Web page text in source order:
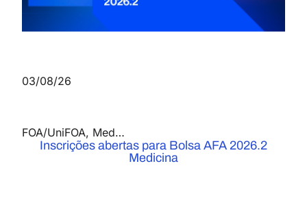
03/08/26
FOA/UniFOA, Medicina
Inscrições abertas para Bolsa AFA 2026.2
Medicina